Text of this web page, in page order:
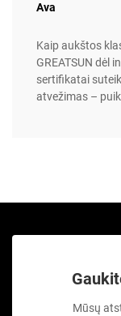
Ava
Kaip aukštos
GREATSUN dėl
sertifikatai
atvežimas –
Mūsų